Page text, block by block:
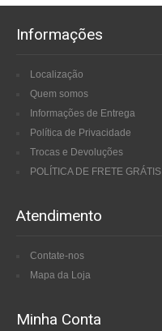
Informações
Localização
Quem somos
Informações de Entrega
Política de Privacidade
Trocas e Devoluções
POLÍTICA DE FRETE GRÁTIS
Atendimento
Contate-nos
Mapa da Loja
Minha Conta